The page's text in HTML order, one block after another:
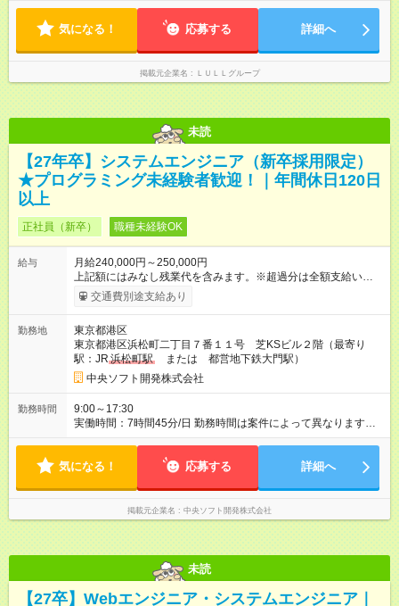
す！ 【試用期間】試用期間あり 試用期間の長さ：6ヶ月 ※ 雇用
形態と給与に、本採用時と異なる部分があります。 雇用形態：
中途採用（契約社員） 給与：月給 230,000円以上 上記額にはみ
なし残業代を含みます。※超過分は全額支給いたします。 みな
別途支給いたします ※研修期間中（最大12ヶ月間）も、試用期
やサウナなど、 趣味の時間を楽しむ社員も多くいます◎
気になる！ 応募する 詳細へ
掲載元企業名 ＬＵＬＬグループ
未読
【27年卒】システムエンジニア（新卒採用限定）
★プログラミング未経験者歓迎！｜年間休日120日
以上
正社員（新卒） 職種未経験OK
給与
月給240,000円～250,000円
上記額にはみなし残業代を含みます。※超過分は全額支給いたし
ます。 みなし残業代 30,000円／月 みなし残業時間 18時間／月
大卒：月給250,000円以上 専門学校・短大卒：月給240,000円以
以降、昇給率等の待遇についても大卒と同等 ■給与内訳 ・基本
給80,300円(専門学校・短大卒の場合、70,300円) ・その他手当
139,700円（一律支給） ・みなし残業代30,000円※（月18時間
分、超過分は別途支給） ※みなし残業手当は18時間分の固定残
業代として、時間外労働の有無にかかわらず支給。超過分は別
途支給。（みなし残業代は上記月給金額に含む） ■上記外手当
・通勤手当：毎月５万円まで ・資格手当：受験状況に合わせて
月（労働条件変更なし） 【試用期間】試用期間あり 試用期間の
長さ：6ヶ月 ※ 雇用形態と給与に、本採用時と異なる部分があり
ます。 雇用形態：本採用時と同じです。 給与：月給 200,000
円 ～ 200,000円 試用期間中の給与は正規給与提示の80%程度の
金額となります。 試用期間の長さについて、６ヶ月と記載して
いますが、初配属時までとなります。 外部研修は課題を消化し
交通費別途支給あり
勤務地
東京都港区
東京都港区浜松町二丁目７番１１号 芝KSビル２階（最寄り
駅：JR 浜松町駅
または 都営地下鉄大門駅）
中央ソフト開発株式会社
勤務時間
9:00～17:30
実働時間：7時間45分/日 勤務時間は案件によって異なります
が、原則夜勤の無い案件となります。 残業は平均月20時間程度
気になる！ 応募する 詳細へ
掲載元企業名 中央ソフト開発株式会社
未読
【27卒】Webエンジニア・システムエンジニア｜